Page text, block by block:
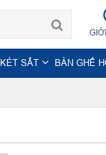
KÉT SẮT BÀN GHẾ